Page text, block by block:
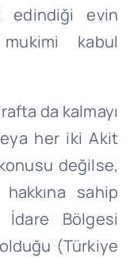
edindiği evin
kabul
da kalmayı
her iki Akit
değilse,
sahip
Bölgesi
(Türkiye